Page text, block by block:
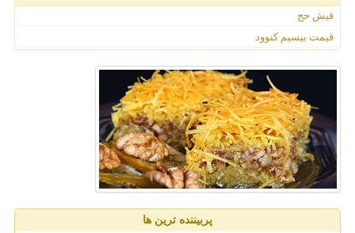
فیش حج
قیمت بیسیم کنوود
پربیننده ترین ها